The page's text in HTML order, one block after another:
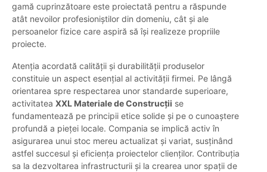
gamă cuprinzătoare este proiectată pentru a răspunde
atât nevoilor profesioniștilor din domeniu, cât și ale
persoanelor fizice care aspiră să își realizeze propriile
proiecte.
Atenția acordată calității și durabilității produselor
constituie un aspect esențial al activității firmei. Pe lângă
orientarea spre respectarea unor standarde superioare,
activitatea XXL Materiale de Construcții se
fundamentează pe principii etice solide și pe o cunoaștere
profundă a pieței locale. Compania se implică activ în
asigurarea unui stoc mereu actualizat și variat, susținând
astfel succesul și eficiența proiectelor clienților. Contribuția
sa la dezvoltarea infrastructurii și la crearea unor spații de